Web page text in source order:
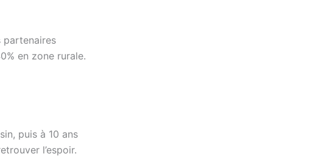
partenaires
en zone rurale.
puis à 10 ans
l’espoir.